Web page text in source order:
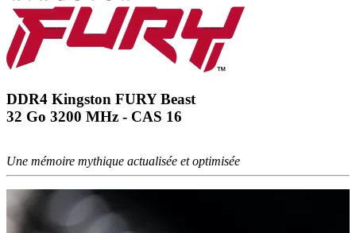
DDR4 Kingston FURY Beast
32 Go 3200 MHz - CAS 16
Une mémoire mythique actualisée et optimisée